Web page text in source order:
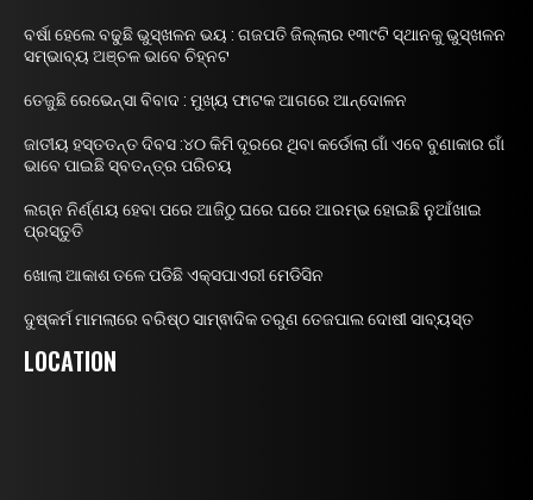
ବର୍ଷା ହେଲେ ବଢୁଛି ଭୁସ୍ଖଳନ ଭୟ : ଗଜପତି ଜିଲ୍ଲାର ୧୩୯ଟି ସ୍ଥାନକୁ ଭୁସ୍ଖଳନ
ସମ୍ଭାବ୍ୟ ଅଞ୍ଚଳ ଭାବେ ଚିହ୍ନଟ
ତେଜୁଛି ରେଭେନ୍ସା ବିବାଦ : ମୁଖ୍ୟ ଫାଟକ ଆଗରେ ଆନ୍ଦୋଳନ
ଜାତୀୟ ହସ୍ତତନ୍ତ ଦିବସ :୪୦ କିମି ଦୂରରେ ଥିବା କର୍ଡୋଲା ଗାଁ ଏବେ ବୁଣାକାର ଗାଁ
ଭାବେ ପାଇଛି ସ୍ବତନ୍ତ୍ର ପରିଚୟ
ଲଗ୍ନ ନିର୍ଣ୍ଣୟ ହେବା ପରେ ଆଜିଠୁ ଘରେ ଘରେ ଆରମ୍ଭ ହୋଇଛି ନୁଆଁଖାଇ
ପ୍ରସ୍ତୁତି
ଖୋଲା ଆକାଶ ତଳେ ପଡିଛି ଏକ୍ସପାଏରୀ ମେଡିସିନ
ଦୁଷ୍କର୍ମ ମାମଲାରେ ବରିଷ୍ଠ ସାମ୍ଵାଦିକ ତରୁଣ ତେଜପାଲ ଦୋଷୀ ସାବ୍ୟସ୍ତ
LOCATION